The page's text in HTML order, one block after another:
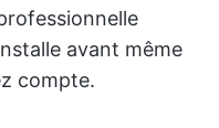
avant même
compte.